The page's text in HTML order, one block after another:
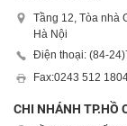
Tầng 12, Tòa nhà
Hà Nội
Điện thoại: (84-24)
Fax:0243 512
CHI NHÁNH TP.HỒ